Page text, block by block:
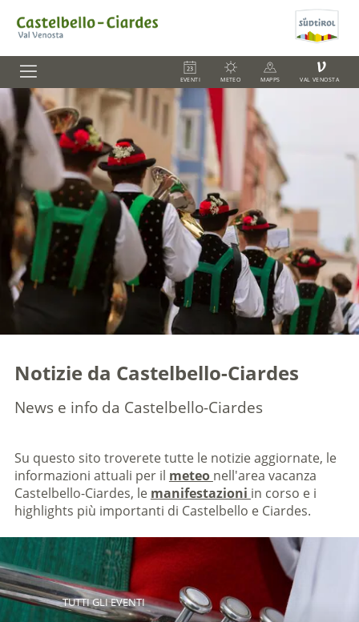
EVENTI METEO MAPPS
V
VAL VENOSTA
Notizie da Castelbello-Ciardes
News e info da Castelbello-Ciardes
Su questo sito troverete tutte le notizie aggiornate, le
informazioni attuali per il meteo nell'area vacanza
Castelbello-Ciardes, le manifestazioni in corso e i
highlights più importanti di Castelbello e Ciardes.
TUTTI GLI EVENTI